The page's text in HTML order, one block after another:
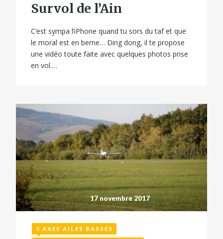
Survol de l’Ain
C’est sympa l’iPhone quand tu sors du taf et que
le moral est en berne… Ding dong, il te propose
une vidéo toute faite avec quelques photos prise
en vol.…
17 novembre 2017
3 AXES AILES BASSES